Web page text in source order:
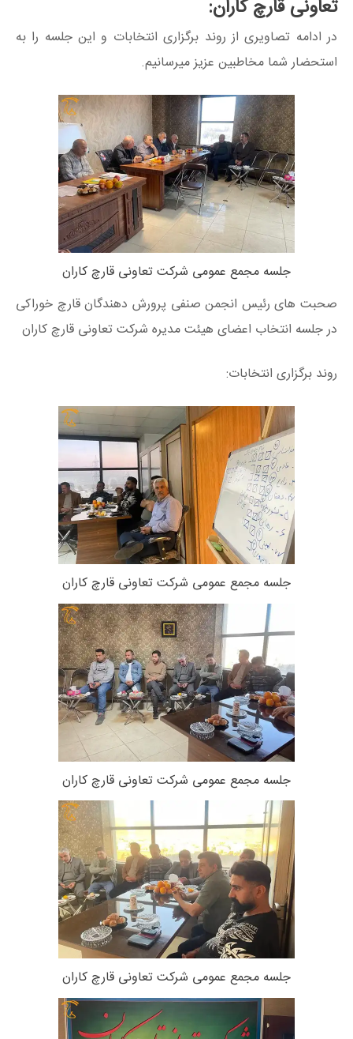
تعاونی قارچ کاران:
در ادامه تصاویری از روند برگزاری انتخابات و این جلسه را به
استحضار شما مخاطبین عزیز میرسانیم.
جلسه مجمع عمومی شرکت تعاونی قارچ کاران
صحبت های رئیس انجمن صنفی پرورش دهندگان قارچ خوراکی
در جلسه انتخاب اعضای هیئت مدیره شرکت تعاونی قارچ کاران
روند برگزاری انتخابات:
جلسه مجمع عمومی شرکت تعاونی قارچ کاران
جلسه مجمع عمومی شرکت تعاونی قارچ کاران
جلسه مجمع عمومی شرکت تعاونی قارچ کاران